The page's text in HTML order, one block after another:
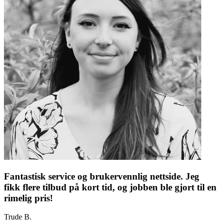
Fantastisk service og brukervennlig nettside. Jeg
fikk flere tilbud på kort tid, og jobben ble gjort til en
rimelig pris!
Trude B.